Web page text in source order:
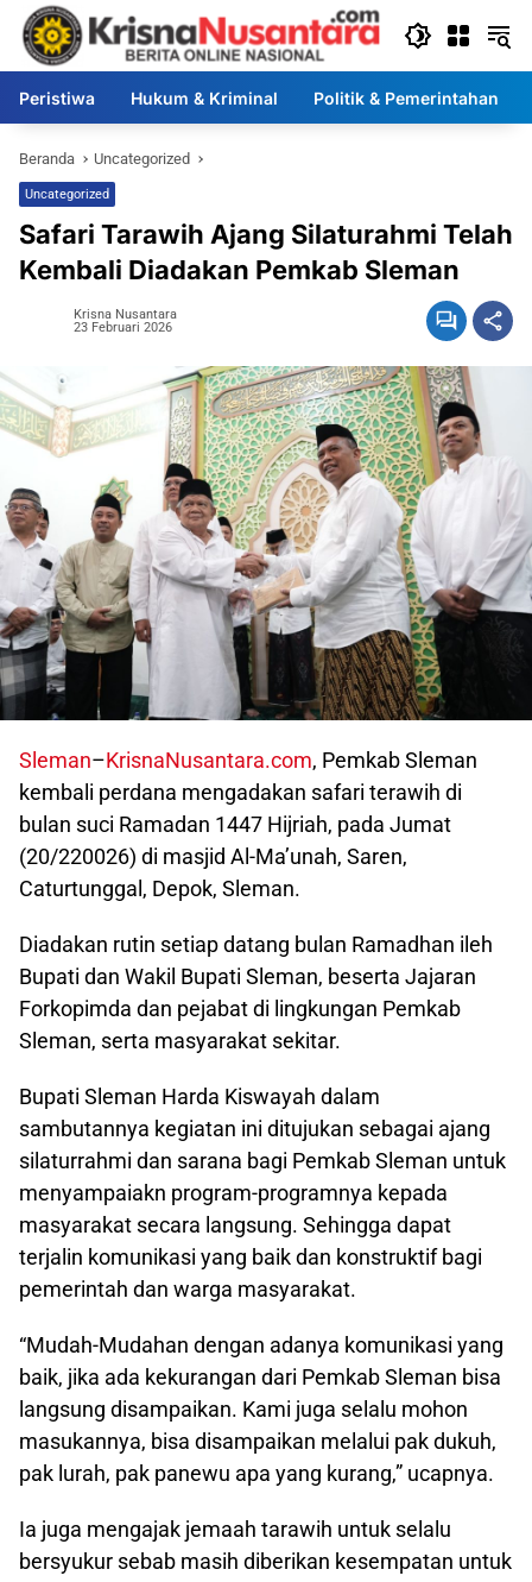
Langsung
konten
Peristiwa Hukum & Kriminal Politik & Pemerintahan
Beranda Uncategorized
Uncategorized
Safari Tarawih Ajang Silaturahmi Telah
Kembali Diadakan Pemkab Sleman
Krisna Nusantara
23 Februari 2026
Sleman–KrisnaNusantara.com, Pemkab Sleman
kembali perdana mengadakan safari terawih di
bulan suci Ramadan 1447 Hijriah, pada Jumat
(20/220026) di masjid Al-Ma’unah, Saren,
Caturtunggal, Depok, Sleman.
Diadakan rutin setiap datang bulan Ramadhan ileh
Bupati dan Wakil Bupati Sleman, beserta Jajaran
Forkopimda dan pejabat di lingkungan Pemkab
Sleman, serta masyarakat sekitar.
Bupati Sleman Harda Kiswayah dalam
sambutannya kegiatan ini ditujukan sebagai ajang
silaturrahmi dan sarana bagi Pemkab Sleman untuk
menyampaiakn program-programnya kepada
masyarakat secara langsung. Sehingga dapat
terjalin komunikasi yang baik dan konstruktif bagi
pemerintah dan warga masyarakat.
“Mudah-Mudahan dengan adanya komunikasi yang
baik, jika ada kekurangan dari Pemkab Sleman bisa
langsung disampaikan. Kami juga selalu mohon
masukannya, bisa disampaikan melalui pak dukuh,
pak lurah, pak panewu apa yang kurang,” ucapnya.
Ia juga mengajak jemaah tarawih untuk selalu
bersyukur sebab masih diberikan kesempatan untuk